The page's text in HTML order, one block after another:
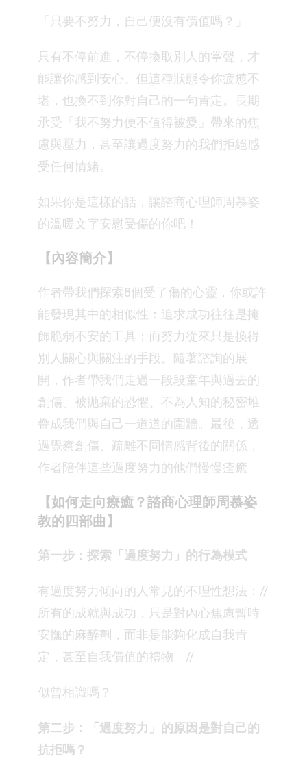
「只要不努力，自己便沒有價值嗎？」
只有不停前進，不停換取別人的掌聲，才
能讓你感到安心。但這種狀態令你疲憊不
堪，也換不到你對自己的一句肯定。長期
承受「我不努力便不值得被愛」帶來的焦
慮與壓力，甚至讓過度努力的我們拒絕感
受任何情緒。
如果你是這樣的話，讓諮商心理師周慕姿
的溫暖文字安慰受傷的你吧！
【內容簡介】
作者帶我們探索8個受了傷的心靈，你或許
能發現其中的相似性：追求成功往往是掩
飾脆弱不安的工具；而努力從來只是換得
別人關心與關注的手段。隨著諮詢的展
開，作者帶我們走過一段段童年與過去的
創傷。被拋棄的恐懼、不為人知的秘密堆
疊成我們與自己一道道的圍牆。最後，透
過覺察創傷、疏離不同情感背後的關係，
作者陪伴這些過度努力的他們慢慢痊癒。
【如何走向療癒？諮商心理師周慕姿
教的四部曲】
第一步：探索「過度努力」的行為模式
有過度努力傾向的人常見的不理性想法：//
所有的成就與成功，只是對內心焦慮暫時
安撫的麻醉劑，而非是能夠化成自我肯
定，甚至自我價值的禮物。//
似曾相識嗎？
第二步：「過度努力」的原因是對自己的
抗拒嗎？